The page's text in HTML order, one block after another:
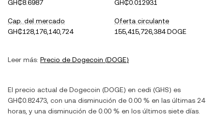
GH₵8.6987
GH₵0.012931
Cap. del mercado
GH₵128,176,140,724
Oferta circulante
155,415,726,384 DOGE
Leer más: Precio de Dogecoin (DOGE)
El precio actual de Dogecoin (DOGE) en cedi (GHS) es
GH₵0.82473 , con una disminución de 0.00 % en las últimas 24
horas, y una disminución de 0.00 % en los últimos siete días.